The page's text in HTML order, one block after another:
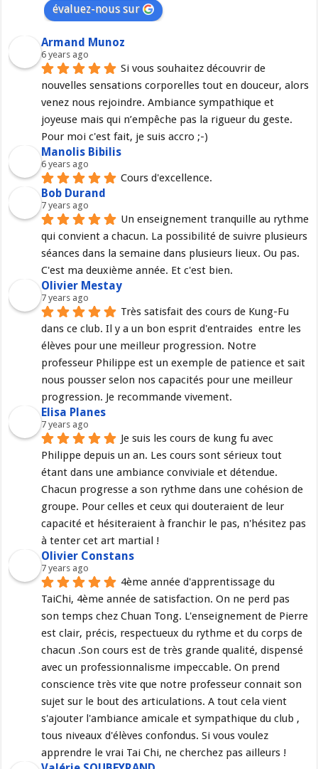
évaluez-nous sur
Armand Munoz
6 years ago
Si vous souhaitez découvrir de
nouvelles sensations corporelles tout en douceur, alors
venez nous rejoindre. Ambiance sympathique et
joyeuse mais qui n’empêche pas la rigueur du geste.
Pour moi c'est fait, je suis accro ;-)
Manolis Bibilis
6 years ago
Cours d'excellence.
Bob Durand
7 years ago
Un enseignement tranquille au rythme
qui convient a chacun. La possibilité de suivre plusieurs
séances dans la semaine dans plusieurs lieux. Ou pas.
C'est ma deuxième année. Et c'est bien.
Olivier Mestay
7 years ago
Très satisfait des cours de Kung-Fu
dans ce club. Il y a un bon esprit d'entraides  entre les
élèves pour une meilleur progression. Notre
professeur Philippe est un exemple de patience et sait
nous pousser selon nos capacités pour une meilleur
progression. Je recommande vivement.
Elisa Planes
7 years ago
Je suis les cours de kung fu avec
Philippe depuis un an. Les cours sont sérieux tout
étant dans une ambiance conviviale et détendue.
Chacun progresse a son rythme dans une cohésion de
groupe. Pour celles et ceux qui douteraient de leur
capacité et hésiteraient à franchir le pas, n'hésitez pas
à tenter cet art martial !
Olivier Constans
7 years ago
4ème année d'apprentissage du
TaiChi, 4ème année de satisfaction. On ne perd pas
son temps chez Chuan Tong. L'enseignement de Pierre
est clair, précis, respectueux du rythme et du corps de
chacun .Son cours est de très grande qualité, dispensé
avec un professionnalisme impeccable. On prend
conscience très vite que notre professeur connait son
sujet sur le bout des articulations. A tout cela vient
s'ajouter l'ambiance amicale et sympathique du club ,
tous niveaux d'élèves confondus. Si vous voulez
apprendre le vrai Tai Chi, ne cherchez pas ailleurs !